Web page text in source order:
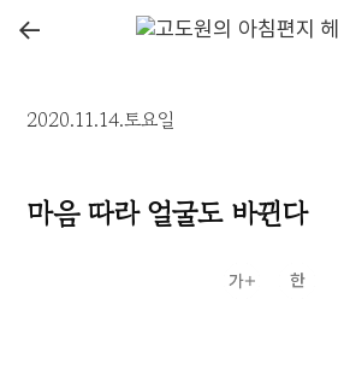
←
2020.11.14.토요일
마음 따라 얼굴도 바뀐다